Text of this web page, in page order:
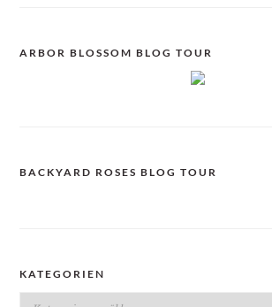
ARBOR BLOSSOM BLOG TOUR
BACKYARD ROSES BLOG TOUR
KATEGORIEN
Kategorien